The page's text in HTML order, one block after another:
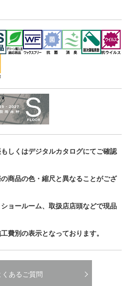
しくはデジタルカタログにてご確認
商品の色・縮尺と異なることがござ
ョールーム、取扱店店頭などで現品
費別の表示となっております。
くあるご質問